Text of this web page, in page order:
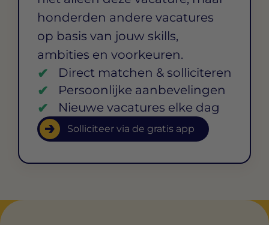
honderden andere vacatures
op basis van jouw skills,
ambities en voorkeuren.
Direct matchen & solliciteren
Persoonlijke aanbevelingen
Nieuwe vacatures elke dag
Solliciteer via de gratis app